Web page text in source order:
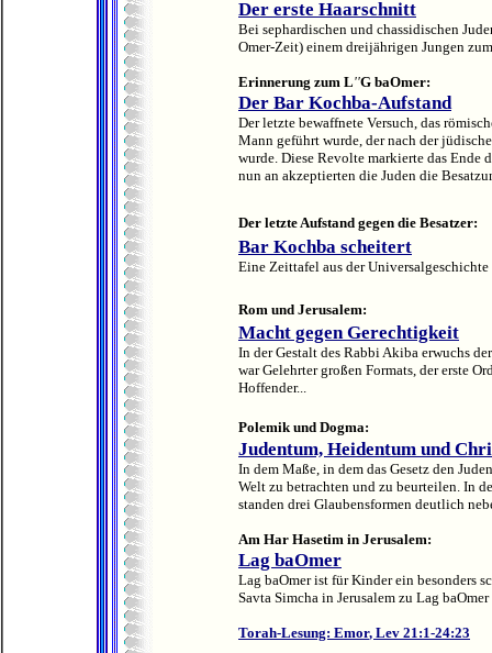
Der erste Haarschnitt
Bei sephardischen und chassidischen
Omer-Zeit) einem dreijährigen Jungen
Erinnerung zum L''G baOmer:
Der Bar Kochba-Aufstand
Der letzte bewaffnete Versuch, das
Mann geführt wurde, der nach der
wurde. Diese Revolte markierte das
nun an akzeptierten die Juden die
Der letzte Aufstand gegen die Besatzer:
Bar Kochba scheitert
Eine Zeittafel aus derUniversalgeschichte
Rom und Jerusalem:
Macht gegen Gerechtigkeit
In der Gestalt des Rabbi Akiba erwuchs
war Gelehrter großen Formats, der erste
Hoffender...
Polemik und Dogma:
Judentum, Heidentum und
In dem Maße, in dem das Gesetz den
Welt zu betrachten und zu beurteilen. In
standen drei Glaubensformen deutlich
Am Har Hasetim in Jerusalem:
Lag baOmer
Lag baOmer ist für Kinder ein besonders
Savta Simcha in Jerusalem zu Lag baOmer
Torah-Lesung: Emor, Lev 21:1-24:23